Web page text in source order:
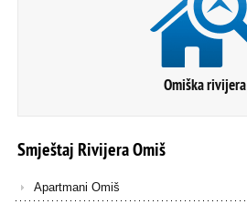
Omiška rivijera
SmještajRivijeraOmiš
Apartmani Omiš